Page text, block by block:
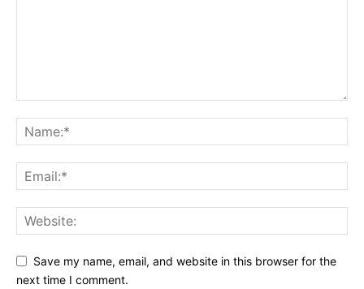
Save my name, email, and website in this browser for the
next time I comment.